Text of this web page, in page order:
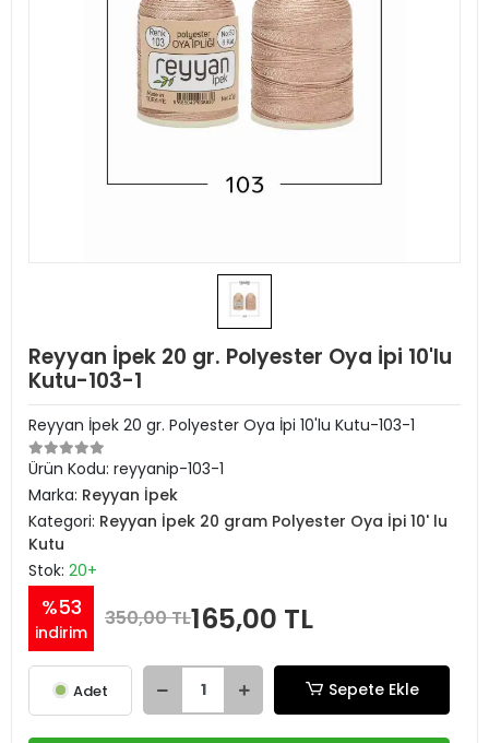
Reyyan İpek 20 gr. Polyester Oya İpi 10'lu
Kutu-103-1
Reyyan İpek 20 gr. Polyester Oya İpi 10'lu Kutu-103-1
Ürün Kodu: reyyanip-103-1
Marka: Reyyan İpek
Kategori: Reyyan İpek 20 gram Polyester Oya İpi 10' lu
Kutu
Stok: 20+
%53
indirim
350,00 TL165,00 TL
Adet Sepete Ekle